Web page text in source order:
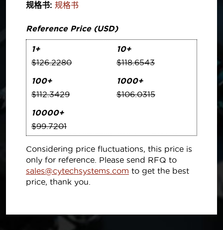
规格书: 规格书
Reference Price (USD)
1+
$126.2280
10+
$118.6543
100+
$112.3429
1000+
$106.0315
10000+
$99.7201
Considering price fluctuations, this price is
only for reference. Please send RFQ to
sales@cytechsystems.com to get the best
price, thank you.